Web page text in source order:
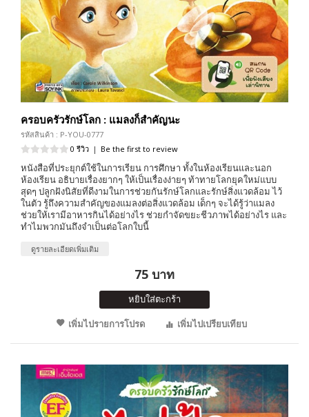
ครอบครัวรักษ์โลก : แมลงก็สำคัญนะ
รหัสสินค้า : P-YOU-0777
0 รีวิว | Be the first to review
หนังสือที่ประยุกต์ใช้ในการเรียน การศึกษา ทั้งในห้องเรียนและนอก
ห้องเรียน อธิบายเรื่องยากๆ ให้เป็นเรื่องง่ายๆ ท้าทายโลกยุคใหม่แบบ
สุดๆ ปลูกฝังนิสัยที่ดีงามในการช่วยกันรักษ์โลกและรักษ์สิ่งแวดล้อม ไว้
ในตัว รู้ถึงความสำคัญของแมลงต่อสิ่งแวดล้อม เด็กๆ จะได้รู้ว่าแมลง
ช่วยให้เรามีอาหารกินได้อย่างไร ช่วยกำจัดขยะชีวภาพได้อย่างไร และ
ทำไมพวกมันถึงจำเป็นต่อโลกใบนี้
ดูรายละเอียดเพิ่มเติม
75 บาท
หยิบใส่ตะกร้า
เพิ่มไปรายการโปรด
เพิ่มไปเปรียบเทียบ